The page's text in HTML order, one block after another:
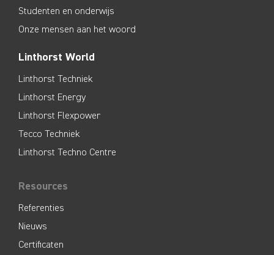
Studenten en onderwijs
Onze mensen aan het woord
Linthorst World
Linthorst Techniek
Linthorst Energy
Linthorst Flexpower
Tecco Techniek
Linthorst Techno Centre
Resources
Referenties
Nieuws
Certificaten